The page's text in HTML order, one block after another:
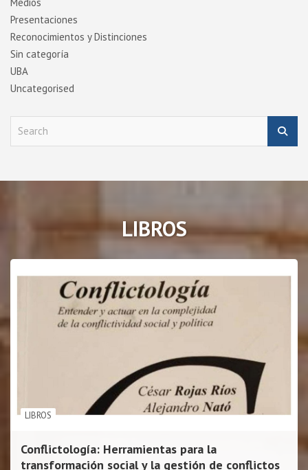
Presentaciones
Reconocimientos y Distinciones
Sin categoría
UBA
Uncategorised
c
LIBROS
LIBROS
Conflictología: Herramientas para la
transformación social y la gestión de conflictos